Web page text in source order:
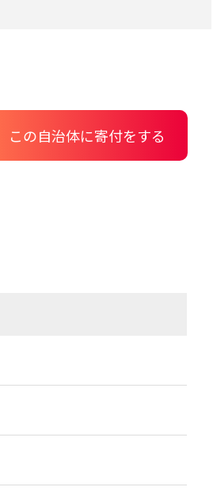
この自治体に寄付をする